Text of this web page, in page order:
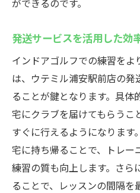
ができるのです。
発送サービスを活用した効
インドアゴルフでの練習を
は、ウテミル浦安駅前店の
ることが鍵となります。具体
宅にクラブを届けてもらうこ
すぐに行えるようになります
宅に持ち帰ることで、トレー
練習の質も向上します。さら
ることで、レッスンの間隔